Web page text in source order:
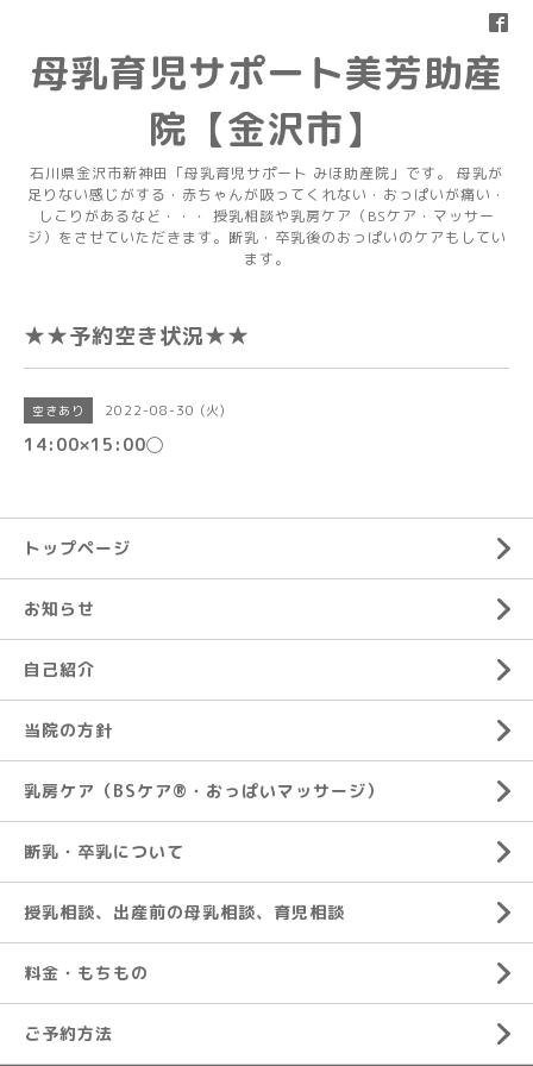
母乳育児サポート美芳助産
院【金沢市】
石川県金沢市新神田「母乳育児サポート みほ助産院」です。 母乳が
足りない感じがする・赤ちゃんが吸ってくれない・おっぱいが痛い・
しこりがあるなど・・・ 授乳相談や乳房ケア（BSケア・マッサー
ジ）をさせていただきます。断乳・卒乳後のおっぱいのケアもしてい
ます。
★★予約空き状況★★
空きあり 2022-08-30 (火)
14:00×15:00◯
トップページ
お知らせ
自己紹介
当院の方針
乳房ケア（BSケア®︎・おっぱいマッサージ）
断乳・卒乳について
授乳相談、出産前の母乳相談、育児相談
料金・もちもの
ご予約方法